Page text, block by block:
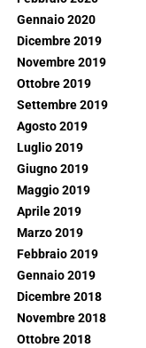
Gennaio 2020
Dicembre 2019
Novembre 2019
Ottobre 2019
Settembre 2019
Agosto 2019
Luglio 2019
Giugno 2019
Maggio 2019
Aprile 2019
Marzo 2019
Febbraio 2019
Gennaio 2019
Dicembre 2018
Novembre 2018
Ottobre 2018